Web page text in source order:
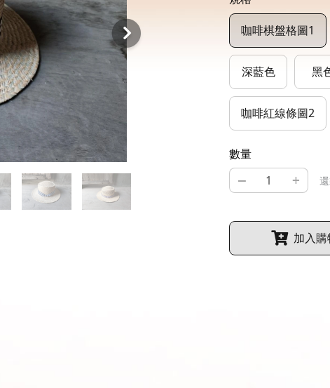
咖啡棋盤格圖1
深藍色 黑
咖啡紅線條圖2
數量
– +
加入